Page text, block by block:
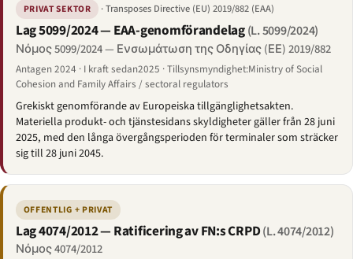
PRIVAT SEKTOR · Transposes Directive (EU) 2019/882 (EAA)
Lag 5099/2024 — EAA-genomförandelag(L. 5099/2024)
Νόμος 5099/2024 — Ενσωμάτωση της Οδηγίας (ΕΕ) 2019/882
Antagen 2024 · I kraft sedan2025 · Tillsynsmyndighet:Ministry of Social
Cohesion and Family Affairs / sectoral regulators
Grekiskt genomförande av Europeiska tillgänglighetsakten.
Materiella produkt- och tjänstesidans skyldigheter gäller från 28 juni
2025, med den långa övergångsperioden för terminaler som sträcker
sig till 28 juni 2045.
OFFENTLIG + PRIVAT
Lag 4074/2012 — Ratificering av FN:s CRPD(L. 4074/2012)
Νόμος 4074/2012